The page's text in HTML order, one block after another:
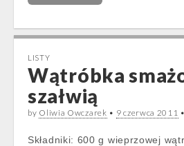
LISTY
Wątróbka
szałwią
by Oliwia Owczarek • 9 czerwca 2011 •
Składniki: 600 g wieprzowej